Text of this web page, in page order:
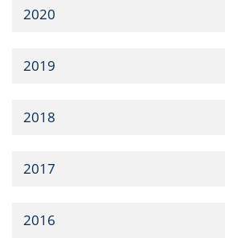
2020
2019
2018
2017
2016